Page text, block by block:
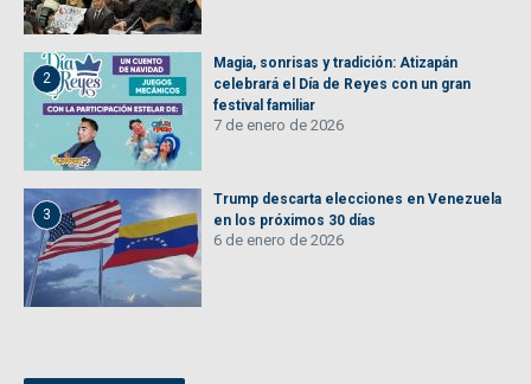
2
Magia, sonrisas y tradición: Atizapán
celebrará el Día de Reyes con un gran
festival familiar
7 de enero de 2026
3
Trump descarta elecciones en Venezuela
en los próximos 30 días
6 de enero de 2026